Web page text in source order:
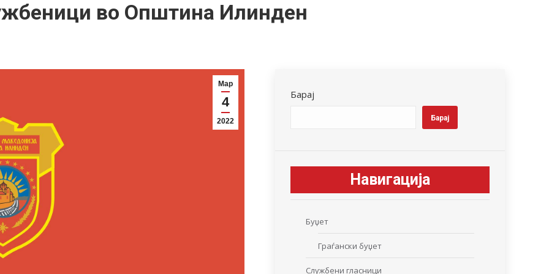
во Општина Илинден
Мар
4
2022
Барај
Барај
Навигација
Буџет
Граѓански буџет
Службени гласници